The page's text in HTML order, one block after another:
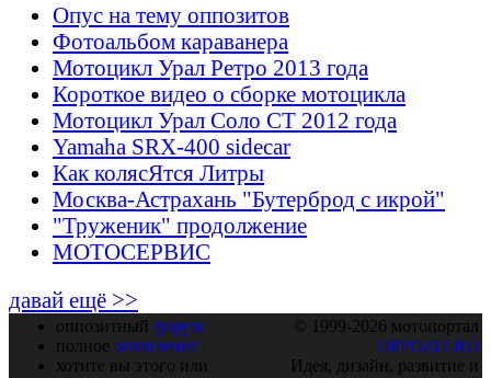
Опус на тему оппозитов
Фотоальбом караванера
Мотоцикл Урал Ретро 2013 года
Короткое видео о сборке мотоцикла
Мотоцикл Урал Соло СТ 2012 года
Yamaha SRX-400 sidecar
Как колясЯтся Литры
Москва-Астрахань "Бутерброд с икрой"
"Труженик" продолжение
МОТОСЕРВИС
давай ещё >>
оппозитный форум
полное оглавление
хотите вы этого или
© 1999-2026 мотопортал
OPPOZIT.RU
Идея, дизайн, развитие и